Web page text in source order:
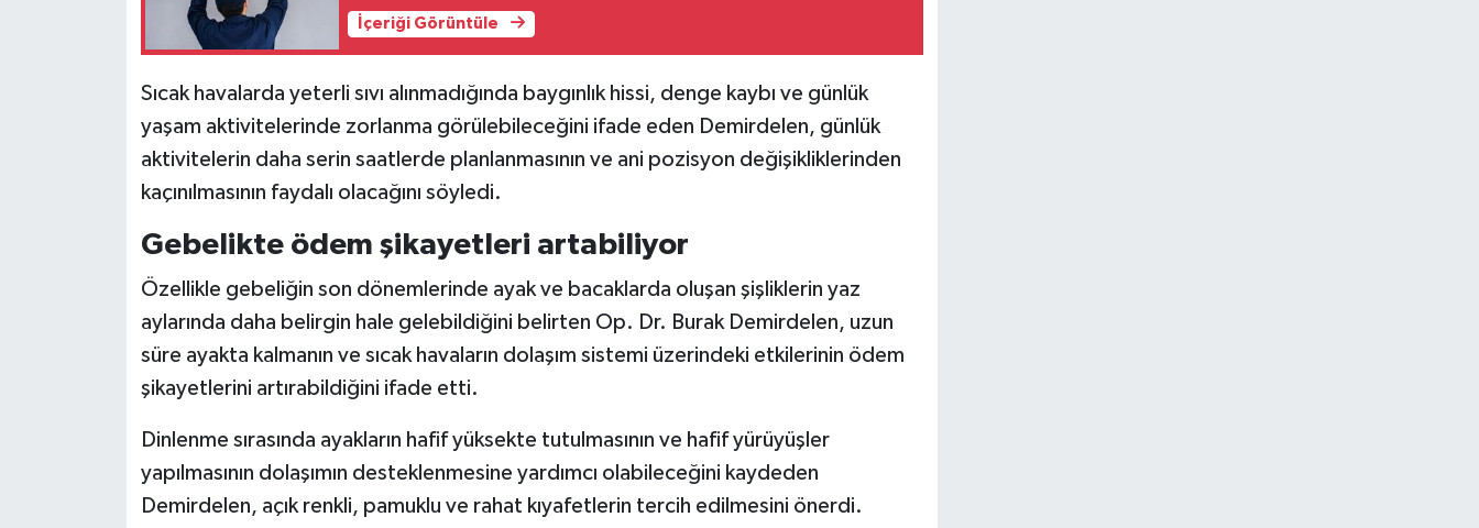
İçeriği Görüntüle
Sıcak havalarda yeterli sıvı alınmadığında baygınlık hissi, denge kaybı ve günlük
yaşam aktivitelerinde zorlanma görülebileceğini ifade eden Demirdelen, günlük
aktivitelerin daha serin saatlerde planlanmasının ve ani pozisyon değişikliklerinden
kaçınılmasının faydalı olacağını söyledi.
Gebelikte ödem şikayetleri artabiliyor
Özellikle gebeliğin son dönemlerinde ayak ve bacaklarda oluşan şişliklerin yaz
aylarında daha belirgin hale gelebildiğini belirten Op. Dr. Burak Demirdelen, uzun
süre ayakta kalmanın ve sıcak havaların dolaşım sistemi üzerindeki etkilerinin ödem
şikayetlerini artırabildiğini ifade etti.
Dinlenme sırasında ayakların hafif yüksekte tutulmasının ve hafif yürüyüşler
yapılmasının dolaşımın desteklenmesine yardımcı olabileceğini kaydeden
Demirdelen, açık renkli, pamuklu ve rahat kıyafetlerin tercih edilmesini önerdi.